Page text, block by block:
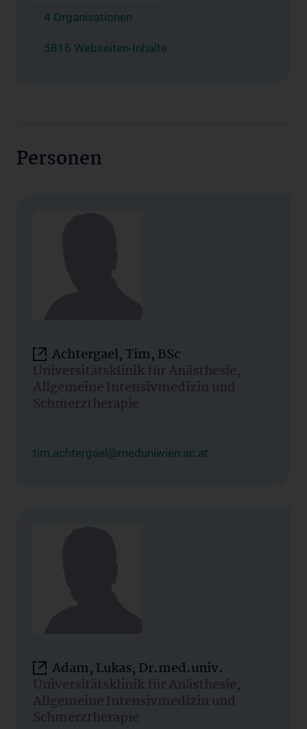
4 Organisationen
5816 Webseiten-Inhalte
Personen
Achtergael, Tim, BSc
Universitätsklinik für Anästhesie,
Allgemeine Intensivmedizin und
Schmerztherapie
tim.achtergael@meduniwien.ac.at
Adam, Lukas, Dr.med.univ.
Universitätsklinik für Anästhesie,
Allgemeine Intensivmedizin und
Schmerztherapie